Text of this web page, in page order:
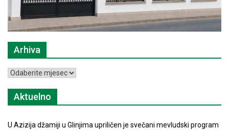
Arhiva
Arhiva
Aktuelno
U Azizija džamiji u Glinjima upriličen je svečani mevludski program